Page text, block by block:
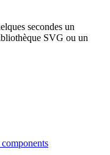
secondes un
SVG ou un